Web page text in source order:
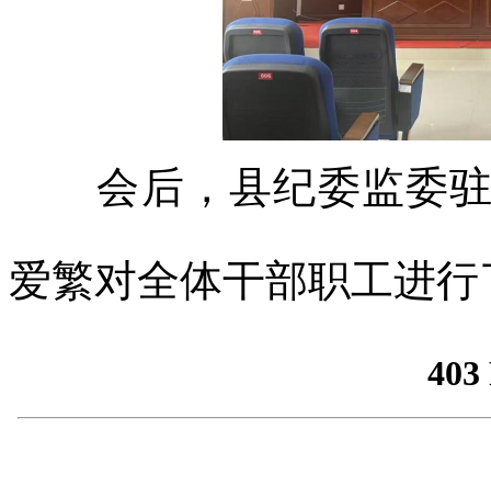
会后，县纪委监委驻
爱繁对全体干部职工进